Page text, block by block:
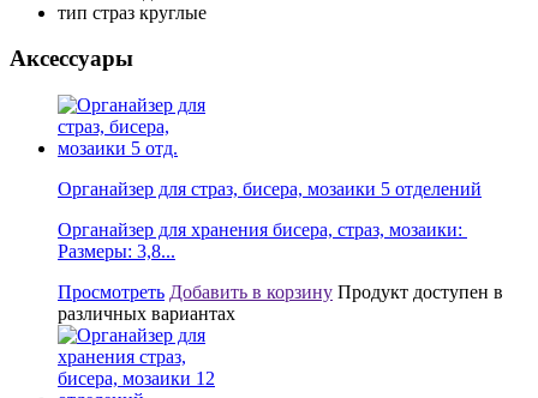
тип страз круглые
Аксессуары
Органайзер для страз, бисера, мозаики 5 отделений
Органайзер для хранения бисера, страз, мозаики:
Размеры: 3,8...
Просмотреть Добавить в корзину Продукт доступен в
различных вариантах